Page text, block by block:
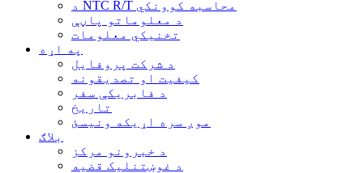
د NTC R/T محاسبه کوونکي
د معلوماتو پاڼې
تخنیکي معلومات
په اړه
د شرکت پروفایل
کیفیت او تصدیقونه
د فابریکې سفر
تاریخ
موږ سره اړیکه ونیسئ
بلاګ
د خبرونو مرکز
د غوښتنلیک قضیه